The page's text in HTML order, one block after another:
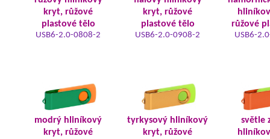
kryt, růžové
plastové tělo
USB6-2.0-0808-2
kryt, růžové
plastové tělo
USB6-2.0-0908-2
růžové
USB6-
modrý hliníkový
kryt, růžové
tyrkysový hliníkový
kryt, růžové
světle